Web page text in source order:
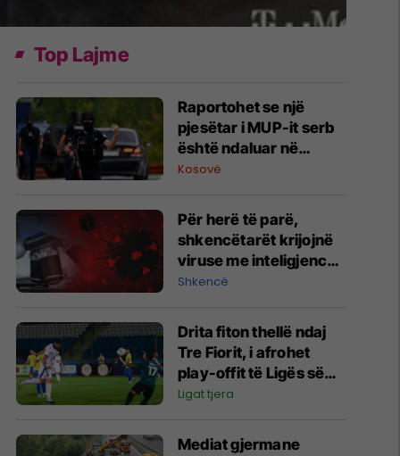
Top Lajme
Raportohet se një
pjesëtar i MUP-it serb
është ndaluar në
Jarinë
Kosovë
Për herë të parë,
shkencëtarët krijojnë
viruse me inteligjencë
artificiale
Shkencë
Drita fiton thellë ndaj
Tre Fiorit, i afrohet
play-offit të Ligës së
Konferencës
Ligat tjera
Mediat gjermane